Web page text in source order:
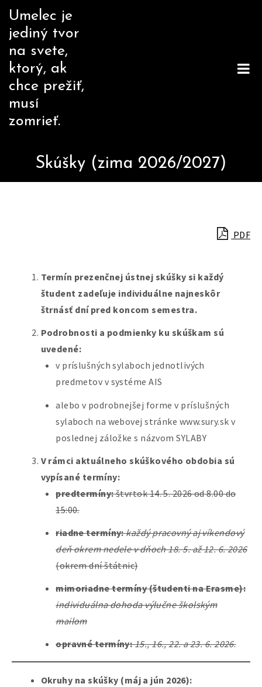
Skip
content
Umelec je
jediný tvor
na svete,
ktorý, ak
chce prežiť,
musí
zomrieť.
Skúšky (zima 2026/2027)
PDF
Termín prezenčnej ústnej skúšky si každý
študent zadeľuje individuálne najneskôr
štrnásť dní pred koncom semestra.
Podrobnosti a podmienky ku skúškam sú
uvedené:
v príslušných sylaboch jednotlivých
predmetov v systéme AIS
alebo v podrobnejšej forme v príslušných
sylaboch na webovej stránke www.sury.sk v
poslednej záložke s názvom SYLABY
V rámci aktuálneho skúškového obdobia sú
vypísané termíny:
predtermíny:štvrtok 14. 5. 2026 od 8.00 do
15:00.
riadne termíny:každý pracovný aj víkendový
deň okrem nedele v dňoch 18. 5. až 12. 6. 2026
(okrem dní štátnic)
mimoriadne termíny (študenti na Erasme):
individuálna dohoda výlučne školským
mailom
opravné termíny:15., 16., 22. a 23. 6. 2026.
Okruhy na skúšky (máj a jún 2026):